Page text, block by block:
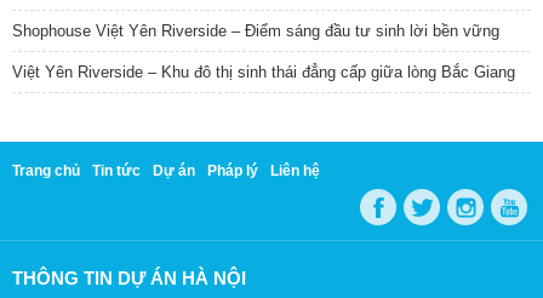
Shophouse Việt Yên Riverside – Điểm sáng đầu tư sinh lời bền vững
Việt Yên Riverside – Khu đô thị sinh thái đẳng cấp giữa lòng Bắc Giang
Trang chủ Tin tức Dự án Pháp lý Liên hệ
THÔNG TIN DỰ ÁN HÀ NỘI